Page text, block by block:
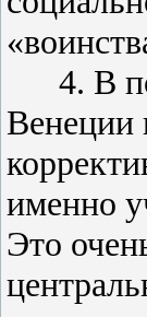
4. В
Венеции
именно
Это